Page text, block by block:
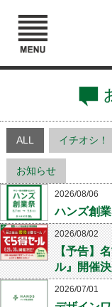
ALL イチオシ！
お知らせ
2026/08/06
ハンズ創
2026/08/02
【予告】
ル』開催決
2026/07/01